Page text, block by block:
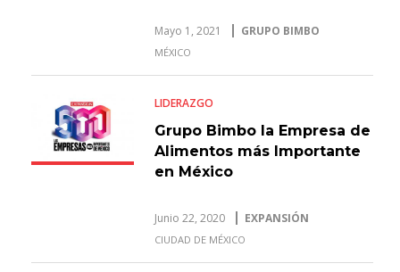
Mayo 1, 2021 GRUPO BIMBO
MÉXICO
LIDERAZGO
Grupo Bimbo la Empresa de
Alimentos más Importante
en México
Junio 22, 2020 EXPANSIÓN
CIUDAD DE MÉXICO